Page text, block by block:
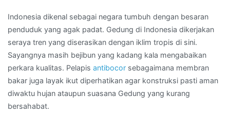
Indonesia dikenal sebagai negara tumbuh dengan besaran
penduduk yang agak padat. Gedung di Indonesia dikerjakan
seraya tren yang diserasikan dengan iklim tropis di sini.
Sayangnya masih bejibun yang kadang kala mengabaikan
perkara kualitas. Pelapis antibocor sebagaimana membran
bakar juga layak ikut diperhatikan agar konstruksi pasti aman
diwaktu hujan ataupun suasana Gedung yang kurang
bersahabat.